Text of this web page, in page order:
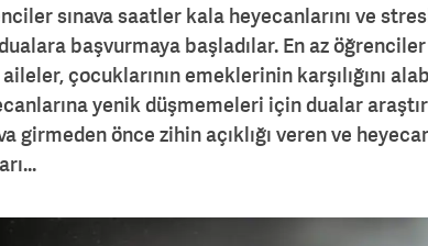
sınava saatler kala heyecanlarını ve
başvurmaya başladılar. En az
çocuklarının emeklerinin karşılığını
yenik düşmemeleri için dualar
girmeden önce zihin açıklığı veren ve